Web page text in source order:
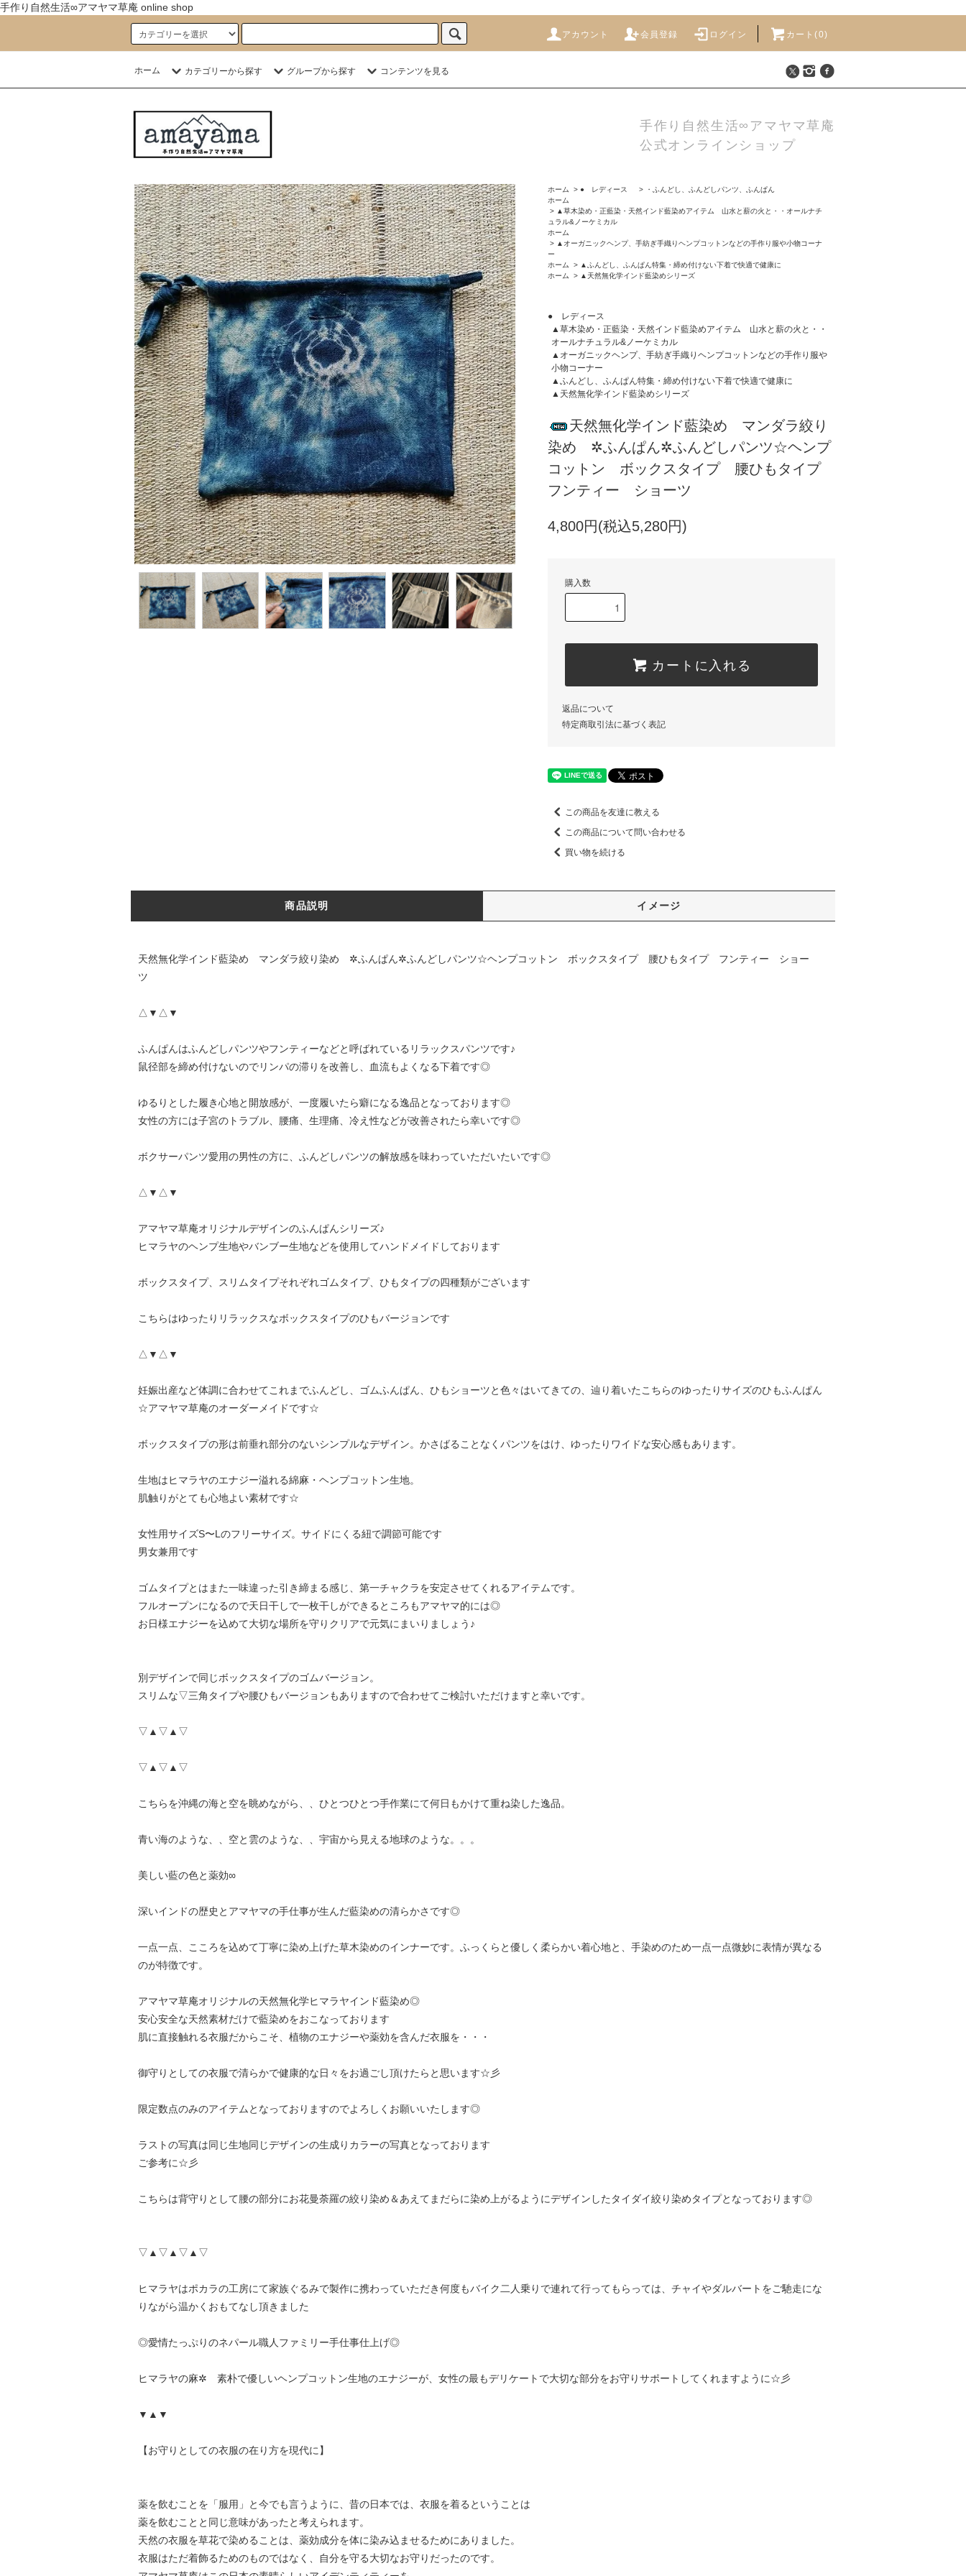
手作り自然生活∞アマヤマ草庵 online shop
アカウント 会員登録 ログイン カート(0)
ホーム カテゴリーから探す グループから探す コンテンツを見る
手作り自然生活∞アマヤマ草庵
公式オンラインショップ
ホーム > ● レディース >
・ふんどし、ふんどしパンツ、ふんぱん
ホーム
> ▲草木染め・正藍染・天然インド藍染めアイテム 山水と薪の火と・・オールナチ
ュラル&ノーケミカル
ホーム
> ▲オーガニックヘンプ、手紡ぎ手織りヘンプコットンなどの手作り服や小物コーナ
ー
ホーム
> ▲ふんどし、ふんぱん特集・締め付けない下着で快適で健康に
ホーム
> ▲天然無化学インド藍染めシリーズ
● レディース
▲草木染め・正藍染・天然インド藍染めアイテム 山水と薪の火と・・
オールナチュラル&ノーケミカル
▲オーガニックヘンプ、手紡ぎ手織りヘンプコットンなどの手作り服や
小物コーナー
▲ふんどし、ふんぱん特集・締め付けない下着で快適で健康に
▲天然無化学インド藍染めシリーズ
天然無化学インド藍染め マンダラ絞り
染め ✲ふんぱん✲ふんどしパンツ☆ヘンプ
コットン ボックスタイプ 腰ひもタイプ
フンティー ショーツ
4,800円(税込5,280円)
購入数
カートに入れる
返品について
特定商取引法に基づく表記
この商品を友達に教える
この商品について問い合わせる
買い物を続ける
商品説明 イメージ
天然無化学インド藍染め マンダラ絞り染め ✲ふんぱん✲ふんどしパンツ☆ヘンプコットン ボックスタイプ 腰ひもタイプ フンティー ショー
ツ
△▼△▼
ふんぱんはふんどしパンツやフンティーなどと呼ばれているリラックスパンツです♪
鼠径部を締め付けないのでリンパの滞りを改善し、血流もよくなる下着です◎
ゆるりとした履き心地と開放感が、一度履いたら癖になる逸品となっております◎
女性の方には子宮のトラブル、腰痛、生理痛、冷え性などが改善されたら幸いです◎
ボクサーパンツ愛用の男性の方に、ふんどしパンツの解放感を味わっていただいたいです◎
△▼△▼
アマヤマ草庵オリジナルデザインのふんぱんシリーズ♪
ヒマラヤのヘンプ生地やバンブー生地などを使用してハンドメイドしております
ボックスタイプ、スリムタイプそれぞれゴムタイプ、ひもタイプの四種類がございます
こちらはゆったりリラックスなボックスタイプのひもバージョンです
△▼△▼
妊娠出産など体調に合わせてこれまでふんどし、ゴムふんぱん、ひもショーツと色々はいてきての、辿り着いたこちらのゆったりサイズのひもふんぱん
☆アマヤマ草庵のオーダーメイドです☆
ボックスタイプの形は前垂れ部分のないシンプルなデザイン。かさばることなくパンツをはけ、ゆったりワイドな安心感もあります。
生地はヒマラヤのエナジー溢れる綿麻・ヘンプコットン生地。
肌触りがとても心地よい素材です☆
女性用サイズS〜Lのフリーサイズ。サイドにくる紐で調節可能です
男女兼用です
ゴムタイプとはまた一味違った引き締まる感じ、第一チャクラを安定させてくれるアイテムです。
フルオープンになるので天日干しで一枚干しができるところもアマヤマ的には◎
お日様エナジーを込めて大切な場所を守りクリアで元気にまいりましょう♪
別デザインで同じボックスタイプのゴムバージョン。
スリムな▽三角タイプや腰ひもバージョンもありますので合わせてご検討いただけますと幸いです。
▽▲▽▲▽
▽▲▽▲▽
こちらを沖縄の海と空を眺めながら、、ひとつひとつ手作業にて何日もかけて重ね染した逸品。
青い海のような、、空と雲のような、、宇宙から見える地球のような。。。
美しい藍の色と薬効∞
深いインドの歴史とアマヤマの手仕事が生んだ藍染めの清らかさです◎
一点一点、こころを込めて丁寧に染め上げた草木染めのインナーです。ふっくらと優しく柔らかい着心地と、手染めのため一点一点微妙に表情が異なる
のが特徴です。
アマヤマ草庵オリジナルの天然無化学ヒマラヤインド藍染め◎
安心安全な天然素材だけで藍染めをおこなっております
肌に直接触れる衣服だからこそ、植物のエナジーや薬効を含んだ衣服を・・・
御守りとしての衣服で清らかで健康的な日々をお過ごし頂けたらと思います☆彡
限定数点のみのアイテムとなっておりますのでよろしくお願いいたします◎
ラストの写真は同じ生地同じデザインの生成りカラーの写真となっております
ご参考に☆彡
こちらは背守りとして腰の部分にお花曼荼羅の絞り染め＆あえてまだらに染め上がるようにデザインしたタイダイ絞り染めタイプとなっております◎
▽▲▽▲▽▲▽
ヒマラヤはポカラの工房にて家族ぐるみで製作に携わっていただき何度もバイク二人乗りで連れて行ってもらっては、チャイやダルバートをご馳走にな
りながら温かくおもてなし頂きました
◎愛情たっぷりのネパール職人ファミリー手仕事仕上げ◎
ヒマラヤの麻✲ 素朴で優しいヘンプコットン生地のエナジーが、女性の最もデリケートで大切な部分をお守りサポートしてくれますように☆彡
▼▲▼
【お守りとしての衣服の在り方を現代に】
薬を飲むことを「服用」と今でも言うように、昔の日本では、衣服を着るということは
薬を飲むことと同じ意味があったと考えられます。
天然の衣服を草花で染めることは、薬効成分を体に染み込ませるためにありました。
衣服はただ着飾るためのものではなく、自分を守る大切なお守りだったのです。